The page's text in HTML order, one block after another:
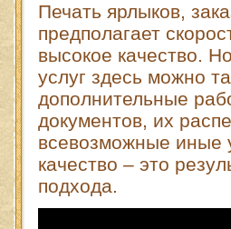
Печать ярлыков,
предполагает
высокое качество.
услуг здесь можно
дополнительные
документов, их
всевозможные иные
качество – это
подхода.